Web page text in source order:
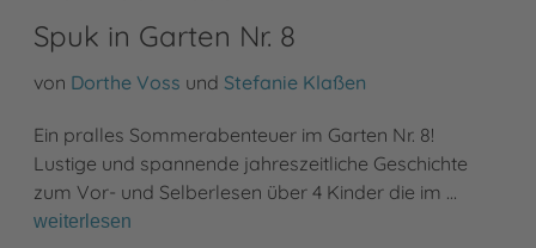
Spuk in Garten Nr. 8
von Dorthe Voss und Stefanie Klaßen
Ein pralles Sommerabenteuer im Garten Nr. 8!
Lustige und spannende jahreszeitliche Geschichte
zum Vor- und Selberlesen über 4 Kinder die im …
weiterlesen